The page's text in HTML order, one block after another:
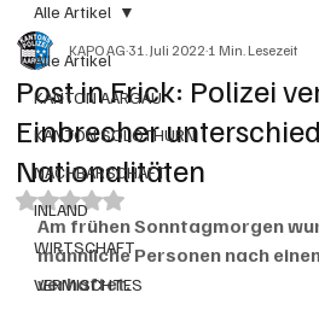
Alle Artikel
KANTON AARGAU
KANTON SOLOTHURN
NACHBARSCHAFT
INLAND
WIRTSCHAFT
VERMISCHTES
Alle Artikel
Post in Frick: Polizei
Einbrecher
Nationalitäten
KAPO AG31. Juli 20221 Min. Lesezeit
Mit NaN von 5 Sternen bewertet.
Am frühen Sonntagmorgen
männliche Personen nach
verhaftet.